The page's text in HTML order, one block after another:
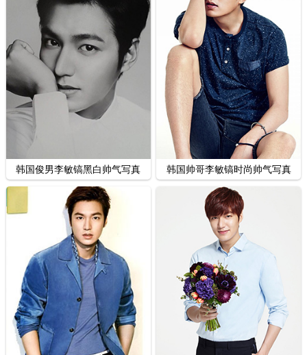
韩国俊男李敏镐黑白帅气写真 韩国帅哥李敏镐时尚帅气写真